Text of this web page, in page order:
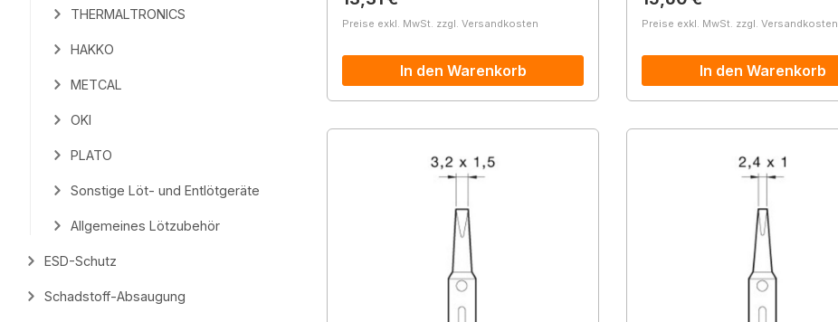
THERMALTRONICS
HAKKO
METCAL
OKI
PLATO
Sonstige Löt- und Entlötgeräte
Allgemeines Lötzubehör
ESD-Schutz
Schadstoff-Absaugung
Preise exkl. MwSt. zzgl. Versandkosten
In den Warenkorb
Preise exkl. MwSt. zzgl. Versandkosten
In den Warenkorb